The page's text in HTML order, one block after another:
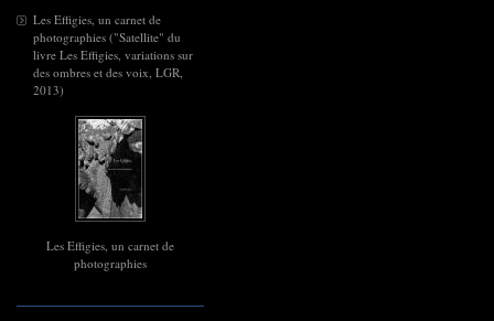
Les Effigies, un carnet de
photographies ("Satellite" du
livre Les Effigies, variations sur
des ombres et des voix, LGR,
2013)
Les Effigies, un carnet de
photographies